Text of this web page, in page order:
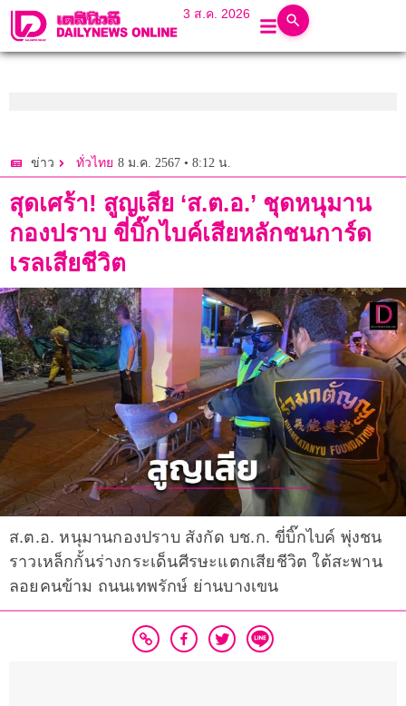
3 ส.ค. 2026
ข่าว ทั่วไทย 8 ม.ค. 2567 • 8:12 น.
สุดเศร้า! สูญเสีย ‘ส.ต.อ.’ ชุดหนุมาน
กองปราบ ขี่บิ๊กไบค์เสียหลักชนการ์ด
เรลเสียชีวิต
ส.ต.อ. หนุมานกองปราบ สังกัด บช.ก. ขี่บิ๊กไบค์ พุ่งชน
ราวเหล็กกั้นร่างกระเด็นศีรษะแตกเสียชีวิต ใต้สะพาน
ลอยคนข้าม ถนนเทพรักษ์ ย่านบางเขน